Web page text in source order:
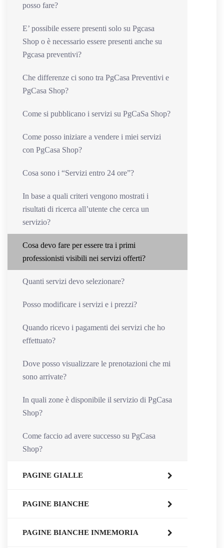
posso fare?
E’ possibile essere presenti solo su Pgcasa
Shop o è necessario essere presenti anche su
Pgcasa preventivi?
Che differenze ci sono tra PgCasa Preventivi e
PgCasa Shop?
Come si pubblicano i servizi su PgCaSa Shop?
Come posso iniziare a vendere i miei servizi
con PgCasa Shop?
Cosa sono i “Servizi entro 24 ore”?
In base a quali criteri vengono mostrati i
risultati di ricerca all’utente che cerca un
servizio?
Cosa devo fare per essere tra i primi
professionisti visibili nei servizi offerti?
Quanti servizi devo selezionare?
Posso modificare i servizi e i prezzi?
Quando ricevo i pagamenti dei servizi che ho
effettuato?
Dove posso visualizzare le prenotazioni che mi
sono arrivate?
In quali zone è disponibile il servizio di PgCasa
Shop?
Come faccio ad avere successo su PgCasa
Shop?
PAGINE GIALLE
PAGINE BIANCHE
PAGINE BIANCHE INMEMORIA